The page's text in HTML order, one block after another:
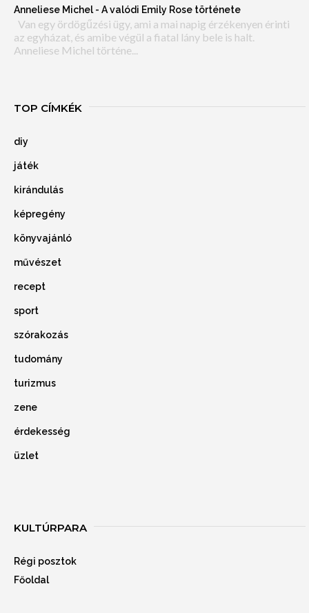
Anneliese Michel - A valódi Emily Rose története
Van egy ördögűzési ügy, ami a mai napig érzékenyen érinti
az egyházat, és amibe végül a fiatal lány bele is halt.
Anneliese Michel történe...
TOP CÍMKÉK
diy
játék
kirándulás
képregény
könyvajánló
művészet
recept
sport
szórakozás
tudomány
turizmus
zene
érdekesség
üzlet
KULTÚRPARA
Régi posztok
Főoldal